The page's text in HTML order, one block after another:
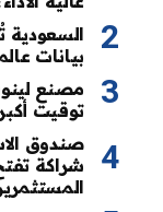
السعودية
بيانات
مصنع
توقيت أكبر
صندوق
شراكة